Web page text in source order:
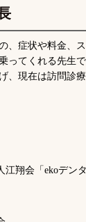
、症状や料金、
ってくれる先生
、現在は訪問診
翔会「ekoデン